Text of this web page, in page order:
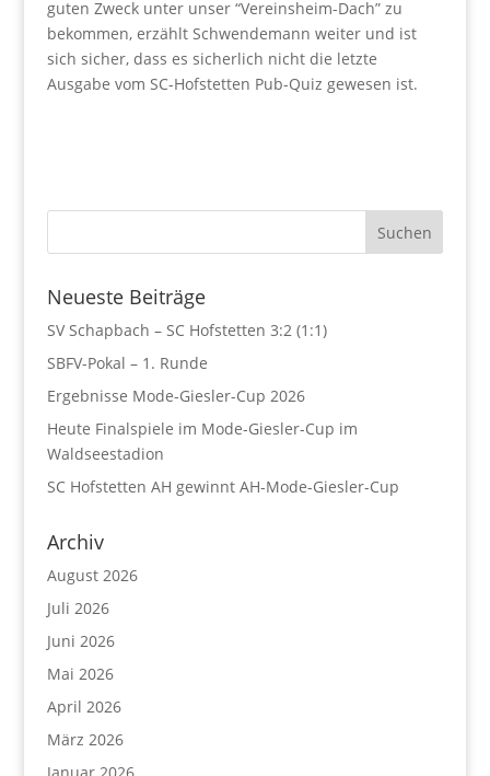
guten Zweck unter unser “Vereinsheim-Dach” zu
bekommen, erzählt Schwendemann weiter und ist
sich sicher, dass es sicherlich nicht die letzte
Ausgabe vom SC-Hofstetten Pub-Quiz gewesen ist.
Neueste Beiträge
SV Schapbach – SC Hofstetten 3:2 (1:1)
SBFV-Pokal – 1. Runde
Ergebnisse Mode-Giesler-Cup 2026
Heute Finalspiele im Mode-Giesler-Cup im
Waldseestadion
SC Hofstetten AH gewinnt AH-Mode-Giesler-Cup
Archiv
August 2026
Juli 2026
Juni 2026
Mai 2026
April 2026
März 2026